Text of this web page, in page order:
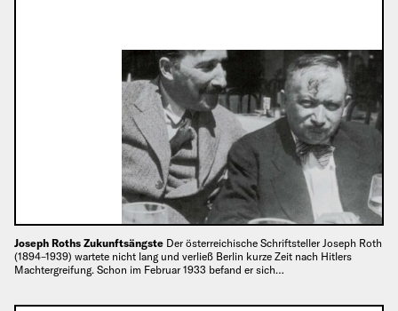
Joseph Roths Zukunftsängste Der österreichische Schriftsteller Joseph Roth
(1894–1939) wartete nicht lang und verließ Berlin kurze Zeit nach Hitlers
Machtergreifung. Schon im Februar 1933 befand er sich…